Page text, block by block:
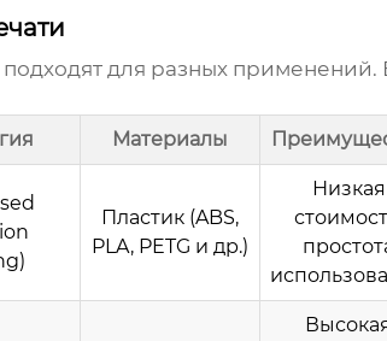
для разных
Материалы
Пластик (ABS,
PLA, PETG и др.)
Низкая